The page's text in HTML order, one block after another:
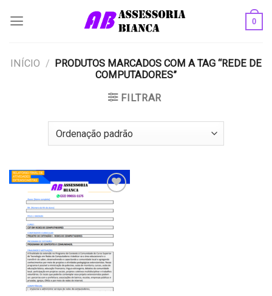
0
INÍCIO / PRODUTOS MARCADOS COM A TAG “REDE DE
COMPUTADORES”
FILTRAR
Add to
wishlist